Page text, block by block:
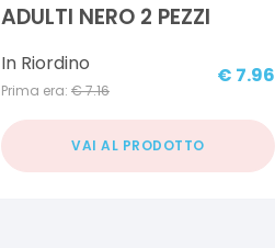
ADULTI NERO 2 PEZZI
In Riordino
Prima era: €7.16
€ 7.96
VAI AL PRODOTTO